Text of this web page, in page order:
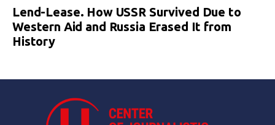
Lend-Lease. How USSR Survived Due to
Western Aid and Russia Erased It from
History